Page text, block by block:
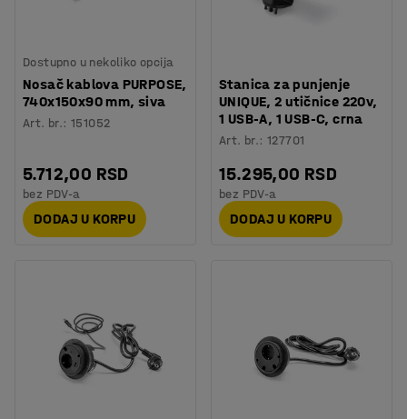
Dostupno u nekoliko opcija
Nosač kablova PURPOSE,
740x150x90 mm, siva
Art. br.:151052
5.712,00 RSD
bez PDV-a
DODAJ U KORPU
Stanica za punjenje
UNIQUE, 2 utičnice 220v,
1 USB-A, 1 USB-C, crna
Art. br.:127701
15.295,00 RSD
bez PDV-a
DODAJ U KORPU